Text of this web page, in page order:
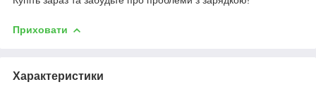
Приховати
Характеристики